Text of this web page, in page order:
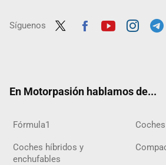
Síguenos
En Motorpasión hablamos de...
Fórmula1
Coches híbridos y
enchufables